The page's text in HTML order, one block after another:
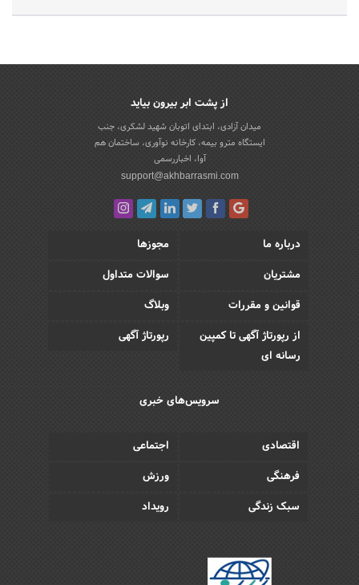
از پشت ابر بیرون بیاید
میدان آزادی، ابتدای اتوبان شهید لشکری، جنب
ایستگاه مترو بیمه، کارخانه نوآوری، ساختمان هم
آوا، اخباررسمی
support@akhbarrasmi.com
درباره ما
مجوزها
مشتریان
سوالات متداول
قوانین و مقررات
وبلاگ
از رپورتاژ آگهی تا کمپین
رسانه ای
رپورتاژ آگهی
سرویس‌های خبری
اقتصادی
اجتماعی
فرهنگی
ورزش
سبک زندگی
رویداد